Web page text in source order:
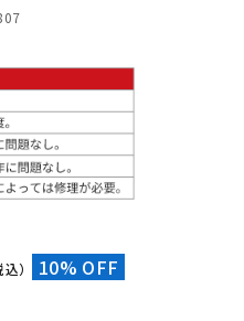
ヴィンテージ
込） 10% OFF